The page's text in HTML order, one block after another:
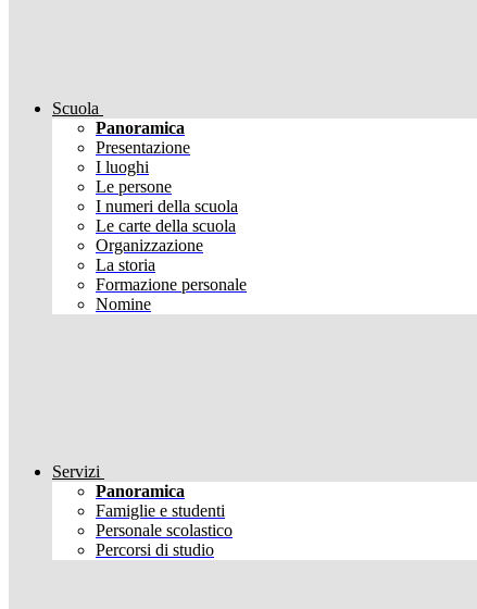
Scuola
Panoramica
Presentazione
I luoghi
Le persone
I numeri della scuola
Le carte della scuola
Organizzazione
La storia
Formazione personale
Nomine
Servizi
Panoramica
Famiglie e studenti
Personale scolastico
Percorsi di studio